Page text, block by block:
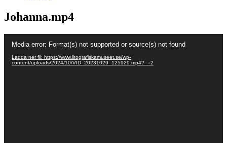
Johanna.mp4
Media error: Format(s) not supported or source(s) not found
Ladda ner fil: https://www.litografiskamuseet.se/wp-
content/uploads/2024/10/VID_20231029_125929.mp4?_=2